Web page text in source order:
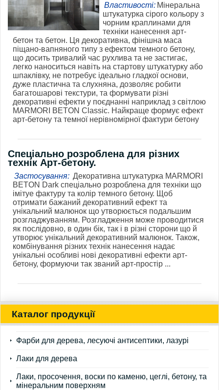
Каталог продукції
Фарби для дерева, лесуючі антисептики, лазурі
Лаки для дерева
Лаки, просочення, воски по каменю, цеглі, бетону, та
мінеральним поверхням
Властивості: Мінеральна
штукатурка сірого кольору з
чорним краплинами для
техніки нанесення арт-
бетон та бетон. Ця декоративна, фінішна маса
піщано-вапняного типу з ефектом темного бетону,
що досить тривалий час рухлива та не застигає,
легко наноситься навіть на стартову штукатурку або
шпаклівку, не потребує ідеально гладкої основи,
дуже пластична та слухняна, дозволяє робити
багатошарові текстури, та формувати різні
декоративні ефекти у поєднанні наприклад з світлою
MARMORI BETON Classic. Найкраще формує ефект
арт-бетону та темної нерівномірної фактури бетону
Спеціально розроблена для різних
технік Арт-бетону.
Застосування: Декоративна штукатурка MARMORI
BETON Dark спеціально розроблена для техніки що
імітуе фактуру та колір темного бетону. Щоб
отримати бажаний декоративний ефект та
унікальний малюнок що утворюється подальшим
розгладжуванням. Розгладження може проводитися
як послідовно, в один бік, так і в різні сторони що й
утворює унікальний декоративний малюнок. Також,
комбінування різних технік нанесення надає
унікальні особливі нові декоративні ефекти арт-
бетону, формуючи так званий арт-простір ...